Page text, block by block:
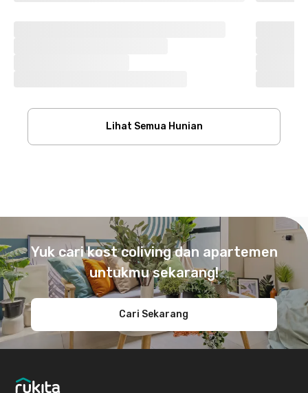
Lihat Semua Hunian
Yuk cari kost coliving dan apartemen
untukmu sekarang!
Cari Sekarang